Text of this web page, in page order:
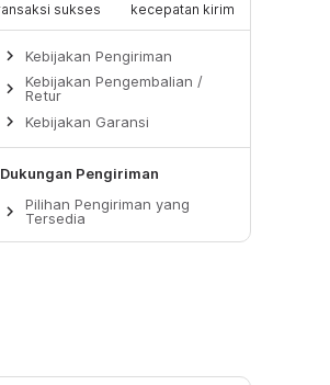
sukses kecepatan kirim
keyboard_arrow_right Kebijakan Pengiriman
keyboard_arrow_right
Kebijakan Pengembalian /
Retur
keyboard_arrow_right Kebijakan Garansi
Dukungan Pengiriman
keyboard_arrow_right
Pilihan Pengiriman yang
Tersedia